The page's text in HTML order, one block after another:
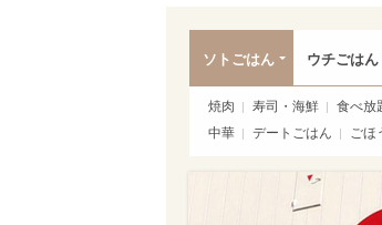
ソトごはん ウチごはん
焼肉 寿司・海鮮 食べ放
中華
デートごはん ごほ